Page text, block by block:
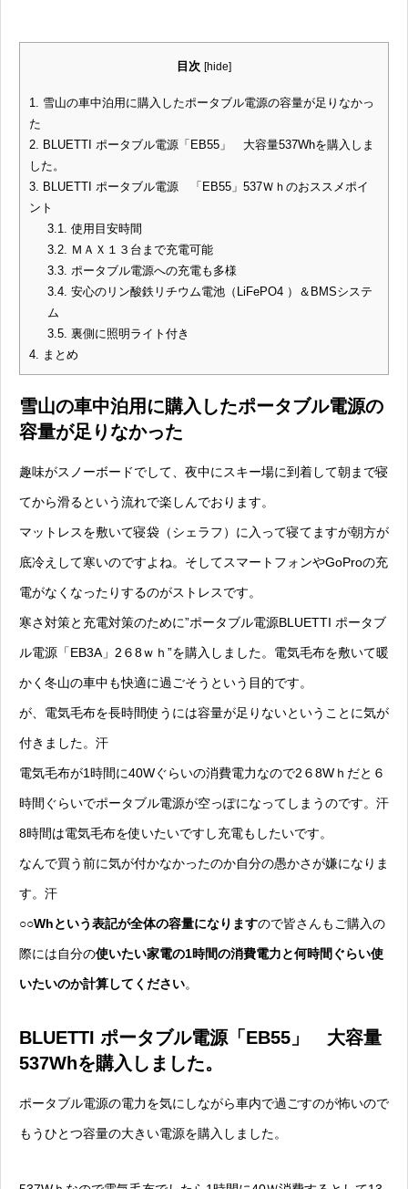
目次 [hide]
1. 雪山の車中泊用に購入したポータブル電源の容量が足りなかっ
た
2. BLUETTI ポータブル電源「EB55」 大容量537Whを購入しま
した。
3. BLUETTI ポータブル電源 「EB55」537Ｗｈのおススメポイ
ント
3.1. 使用目安時間
3.2. ＭＡＸ１３台まで充電可能
3.3. ポータブル電源への充電も多様
3.4. 安心のリン酸鉄リチウム電池（LiFePO4 ）＆BMSシステ
ム
3.5. 裏側に照明ライト付き
4. まとめ
雪山の車中泊用に購入したポータブル電源の
容量が足りなかった
趣味がスノーボードでして、夜中にスキー場に到着して朝まで寝
てから滑るという流れで楽しんでおります。
マットレスを敷いて寝袋（シェラフ）に入って寝てますが朝方が
底冷えして寒いのですよね。そしてスマートフォンやGoProの充
電がなくなったりするのがストレスです。
寒さ対策と充電対策のために”ポータブル電源BLUETTI ポータブ
ル電源「EB3A」2６8ｗｈ”を購入しました。電気毛布を敷いて暖
かく冬山の車中も快適に過ごそうという目的です。
が、電気毛布を長時間使うには容量が足りないということに気が
付きました。汗
電気毛布が1時間に40Wぐらいの消費電力なので2６8Wｈだと６
時間ぐらいでポータブル電源が空っぽになってしまうのです。汗
8時間は電気毛布を使いたいですし充電もしたいです。
なんで買う前に気が付かなかったのか自分の愚かさが嫌になりま
す。汗
○○Whという表記が全体の容量になりますので皆さんもご購入の
際には自分の使いたい家電の1時間の消費電力と何時間ぐらい使
いたいのか計算してください。
BLUETTI ポータブル電源「EB55」 大容量
537Whを購入しました。
ポータブル電源の電力を気にしながら車内で過ごすのが怖いので
もうひとつ容量の大きい電源を購入しました。